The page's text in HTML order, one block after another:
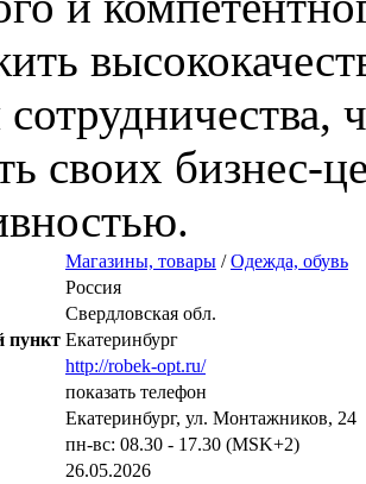
своих бизнес-
Магазины, товары /Одежда, обувь
Россия
Свердловская обл.
пункт Екатеринбург
http://robek-opt.ru/
показать телефон
Екатеринбург, ул. Монтажников, 24
пн-вс: 08.30 - 17.30 (MSK+2)
26.05.2026